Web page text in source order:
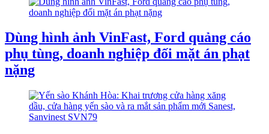
Dùng hình ảnh VinFast, Ford quảng cáo
phụ tùng, doanh nghiệp đối mặt án phạt
nặng